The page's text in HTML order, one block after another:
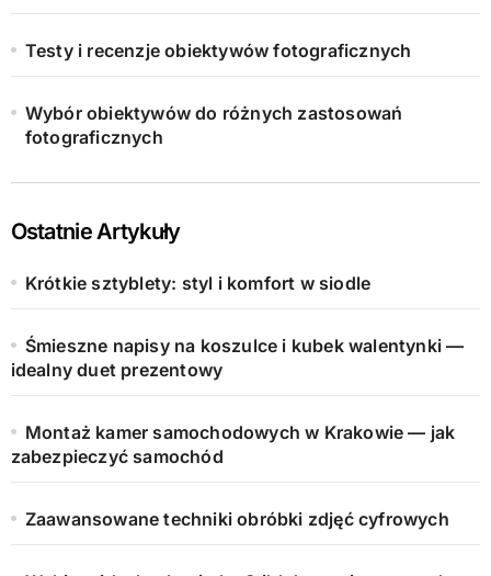
Testy i recenzje obiektywów fotograficznych
Wybór obiektywów do różnych zastosowań
fotograficznych
Ostatnie Artykuły
Krótkie sztyblety: styl i komfort w siodle
Śmieszne napisy na koszulce i kubek walentynki —
idealny duet prezentowy
Montaż kamer samochodowych w Krakowie — jak
zabezpieczyć samochód
Zaawansowane techniki obróbki zdjęć cyfrowych